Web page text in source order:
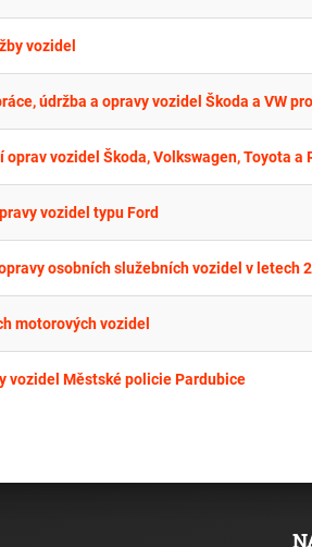
vozidel
údržba a opravy vozidel Škoda a VW
oprav vozidel Škoda, Volkswagen, Toyota a
vozidel typu Ford
osobních služebních vozidel v letech
motorových vozidel
vozidel Městské policie Pardubice